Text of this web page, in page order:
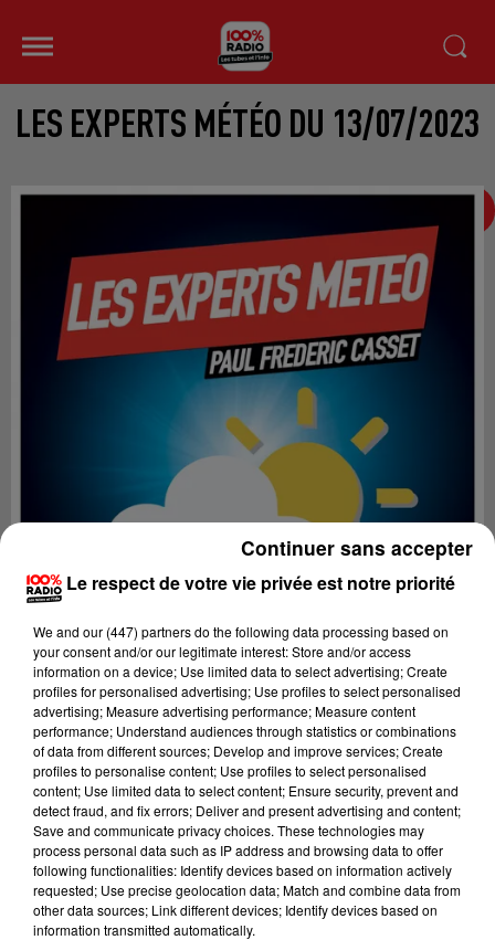
LES EXPERTS MÉTÉO DU 13/07/2023
Lecture (2 min 10 sec)
100%
Les experts météo
Le respect de votre vie privée est notre priorité
We and our (447) partnersdo the following data processing based on
your consent and/or our legitimate interest: Store and/or access
information on a device; Use limited data to select advertising; Create
profiles for personalised advertising; Use profiles to select personalised
advertising; Measure advertising performance; Measure content
performance; Understand audiences through statistics or combinations
of data from different sources; Develop and improve services; Create
profiles to personalise content; Use profiles to select personalised
content; Use limited data to select content; Ensure security, prevent and
detect fraud, and fix errors; Deliver and present advertising and content;
Save and communicate privacy choices. These technologies may
process personal data such as IP address and browsing data to offer
following functionalities: Identify devices based on information actively
requested; Use precise geolocation data; Match and combine data from
other data sources; Link different devices; Identify devices based on
information transmitted automatically.
Continuer sans accepter